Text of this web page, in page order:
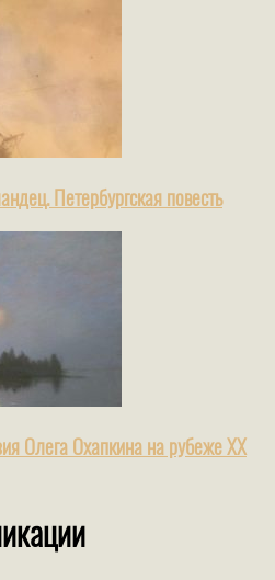
Петербургская повесть
Олега Охапкина на рубеже XX